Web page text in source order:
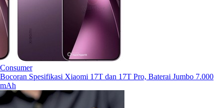
Consumer
Bocoran Spesifikasi Xiaomi 17T dan 17T Pro, Baterai Jumbo 7.000
mAh